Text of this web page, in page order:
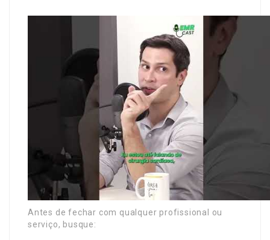
Antes de fechar com qualquer profissional ou
serviço, busque: